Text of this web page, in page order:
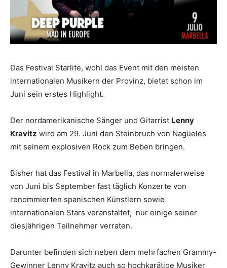
Das Festival Starlite, wohl das Event mit den meisten
internationalen Musikern der Provinz, bietet schon im
Juni sein erstes Highlight.
Der nordamerikanische Sänger und Gitarrist Lenny
Kravitz wird am 29. Juni den Steinbruch von Nagüeles
mit seinem explosiven Rock zum Beben bringen.
Bisher hat das Festival in Marbella, das normalerweise
von Juni bis September fast täglich Konzerte von
renommierten spanischen Künstlern sowie
internationalen Stars veranstaltet, nur einige seiner
diesjährigen Teilnehmer verraten.
Darunter befinden sich neben dem mehrfachen Grammy-
Gewinner Lenny Kravitz auch so hochkarätige Musiker